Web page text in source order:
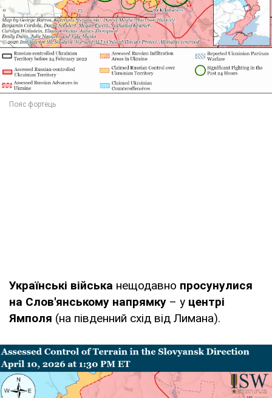
Українські війська нещодавно просунулися
на Слов'янському напрямку – у центрі
Ямполя (на південний схід від Лимана).